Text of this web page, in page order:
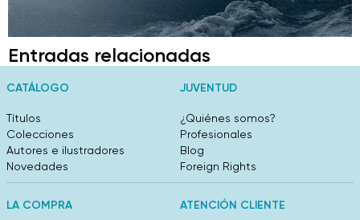
Entradas relacionadas
CATÁLOGO
Títulos
Colecciones
Autores e ilustradores
Novedades
JUVENTUD
¿Quiénes somos?
Profesionales
Blog
Foreign Rights
LA COMPRA ATENCIÓN CLIENTE